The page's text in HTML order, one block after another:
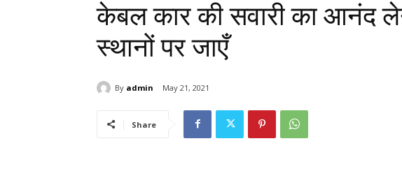
केबल कार की सवारी का आनंद
स्थानों पर जाएँ
By admin May 21, 2021
Share